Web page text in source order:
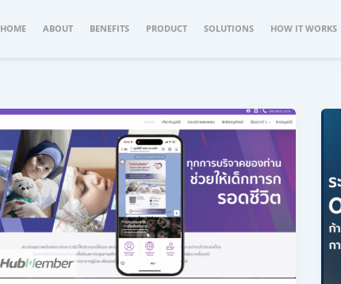
HOME ABOUT BENEFITS PRODUCT SOLUTIONS HOW IT WORKS